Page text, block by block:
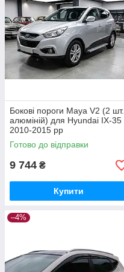
Бокові пороги Maya V2 (2 шт.,
алюміній) для Hyundai IX-35
2010-2015 рр
Готово до відправки
9 744 ₴
Купити
–4%